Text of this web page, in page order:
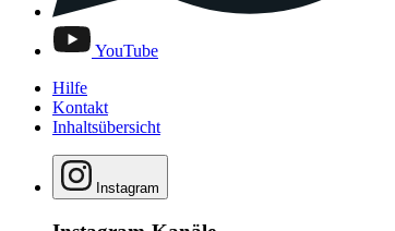
YouTube
Hilfe
Kontakt
Inhaltsübersicht
Instagram